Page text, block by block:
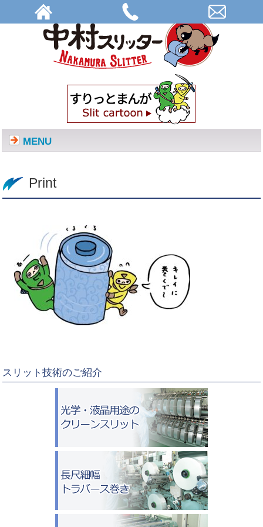
Print | 株式会社中村スリッター
MENU
Print
スリット技術のご紹介